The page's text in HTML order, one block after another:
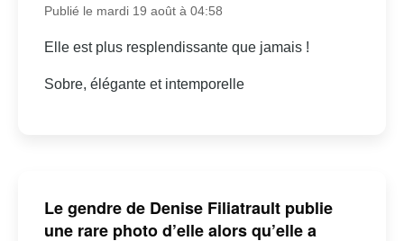
Publié le mardi 19 août à 04:58
Elle est plus resplendissante que jamais !
Sobre, élégante et intemporelle
Le gendre de Denise Filiatrault publie
une rare photo d’elle alors qu’elle a